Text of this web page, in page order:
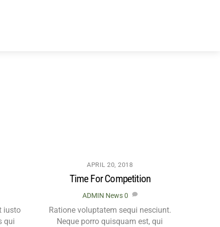
iusto
qui
APRIL 20, 2018
Time For Competition
ADMIN News 0
Ratione voluptatem sequi nesciunt.
Neque porro quisquam est, qui